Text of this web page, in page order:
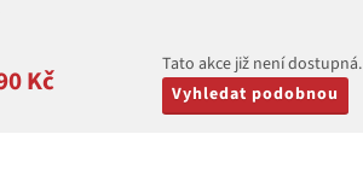
Kč
Tato akce již není dostupná.
Vyhledat podobnou